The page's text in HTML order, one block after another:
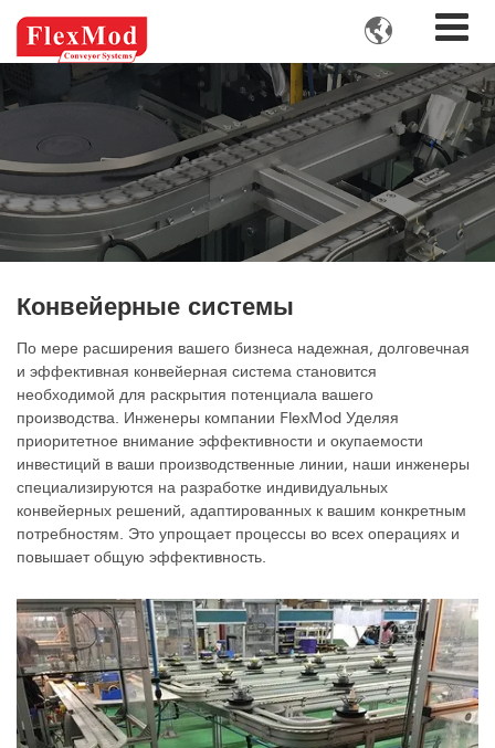

Конвейерные системы
По мере расширения вашего бизнеса надежная, долговечная
и эффективная конвейерная система становится
необходимой для раскрытия потенциала вашего
производства. Инженеры компании FlexMod Уделяя
приоритетное внимание эффективности и окупаемости
инвестиций в ваши производственные линии, наши инженеры
специализируются на разработке индивидуальных
конвейерных решений, адаптированных к вашим конкретным
потребностям. Это упрощает процессы во всех операциях и
повышает общую эффективность.